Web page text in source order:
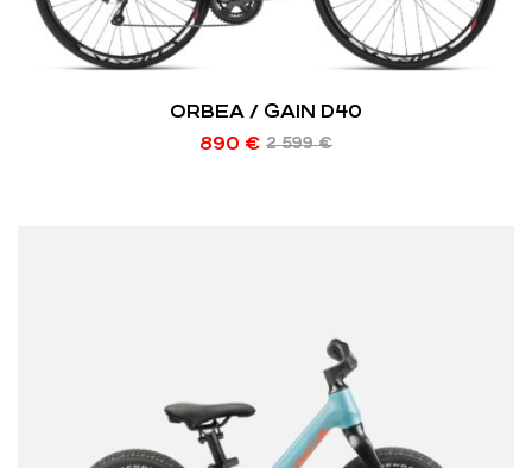
ORBEA / GAIN D40
2 599€
890 €